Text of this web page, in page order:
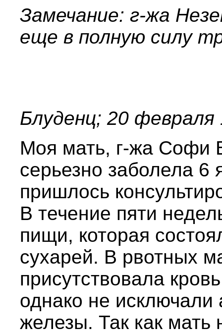
Замечание: г-жа
еще в полную силу
Блуденц; 20 февраля
Моя мать, г-жа Софи
серьезно заболела 6
пришлось
В течение пяти
пищи, которая
сухарей. В рвотных
присутствовала
однако не исключали
железы. Так как мать